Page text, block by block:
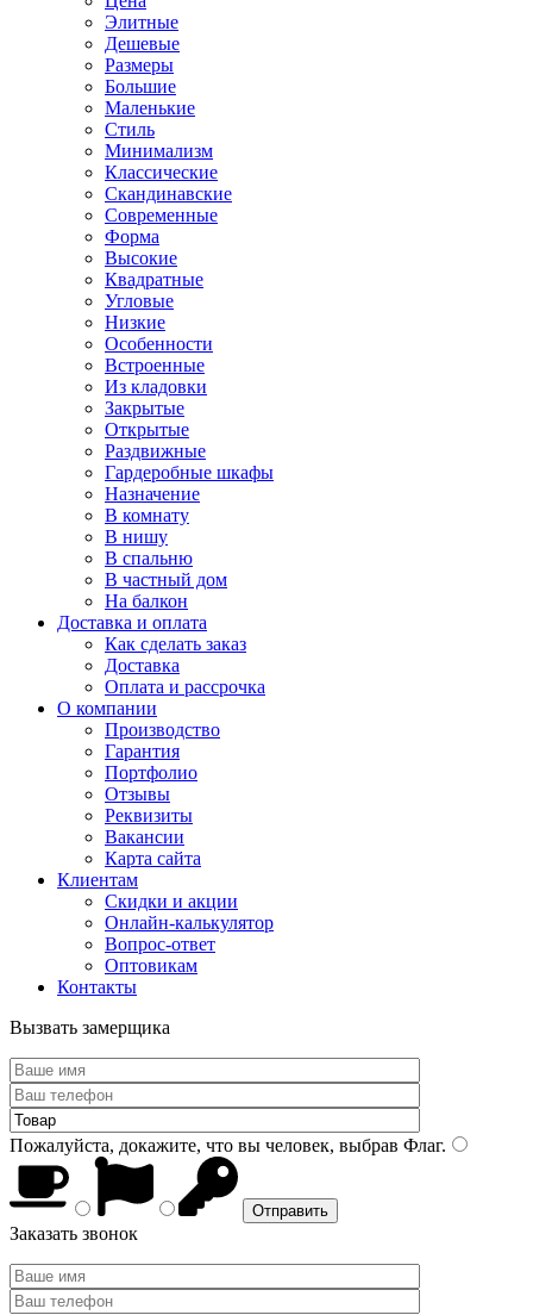
Элитные
Дешевые
Размеры
Большие
Маленькие
Стиль
Минимализм
Классические
Скандинавские
Современные
Форма
Высокие
Квадратные
Угловые
Низкие
Особенности
Встроенные
Из кладовки
Закрытые
Открытые
Раздвижные
Гардеробные шкафы
Назначение
В комнату
В нишу
В спальню
В частный дом
На балкон
Доставка и оплата
Как сделать заказ
Доставка
Оплата и рассрочка
О компании
Производство
Гарантия
Портфолио
Отзывы
Реквизиты
Вакансии
Карта сайта
Клиентам
Скидки и акции
Онлайн-калькулятор
Вопрос-ответ
Оптовикам
Контакты
Вызвать замерщика
Пожалуйста, докажите, что вы человек, выбрав Флаг.
Заказать звонок